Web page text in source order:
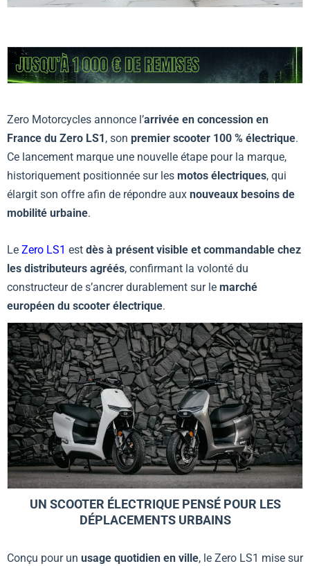
Zero Motorcycles annonce l’arrivée en concession en
France du Zero LS1 , son premier scooter 100 % électrique.
Ce lancement marque une nouvelle étape pour la marque,
historiquement positionnée sur les motos électriques, qui
élargit son offre afin de répondre aux nouveaux besoins de
mobilité urbaine.
Le Zero LS1 est dès à présent visible et commandable chez
les distributeurs agréés, confirmant la volonté du
constructeur de s’ancrer durablement sur le marché
européen du scooter électrique.
UN SCOOTER ÉLECTRIQUE PENSÉ POUR LES
DÉPLACEMENTS URBAINS
Conçu pour un usage quotidien en ville, le Zero LS1 mise sur